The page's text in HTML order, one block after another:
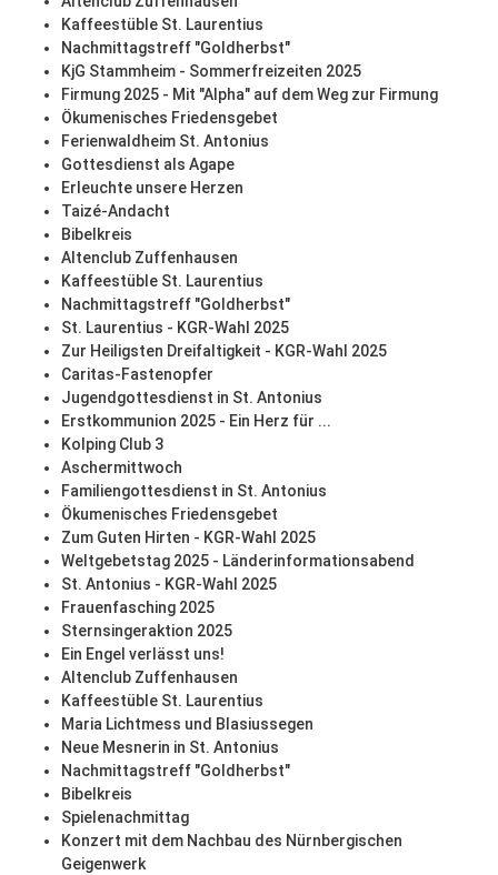
Kaffeestüble St. Laurentius
Nachmittagstreff "Goldherbst"
KjG Stammheim - Sommerfreizeiten 2025
Firmung 2025 - Mit "Alpha" auf dem Weg zur Firmung
Ökumenisches Friedensgebet
Ferienwaldheim St. Antonius
Gottesdienst als Agape
Erleuchte unsere Herzen
Taizé-Andacht
Bibelkreis
Altenclub Zuffenhausen
Kaffeestüble St. Laurentius
Nachmittagstreff "Goldherbst"
St. Laurentius - KGR-Wahl 2025
Zur Heiligsten Dreifaltigkeit - KGR-Wahl 2025
Caritas-Fastenopfer
Jugendgottesdienst in St. Antonius
Erstkommunion 2025 - Ein Herz für ...
Kolping Club 3
Aschermittwoch
Familiengottesdienst in St. Antonius
Ökumenisches Friedensgebet
Zum Guten Hirten - KGR-Wahl 2025
Weltgebetstag 2025 - Länderinformationsabend
St. Antonius - KGR-Wahl 2025
Frauenfasching 2025
Sternsingeraktion 2025
Ein Engel verlässt uns!
Altenclub Zuffenhausen
Kaffeestüble St. Laurentius
Maria Lichtmess und Blasiussegen
Neue Mesnerin in St. Antonius
Nachmittagstreff "Goldherbst"
Bibelkreis
Spielenachmittag
Konzert mit dem Nachbau des Nürnbergischen
Geigenwerk